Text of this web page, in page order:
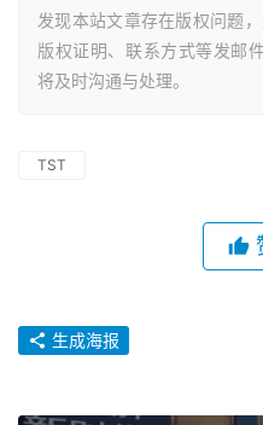
发现本站文章存在版权问题
版权证明、联系方式等发邮
将及时沟通与处理。
TST
生成海报